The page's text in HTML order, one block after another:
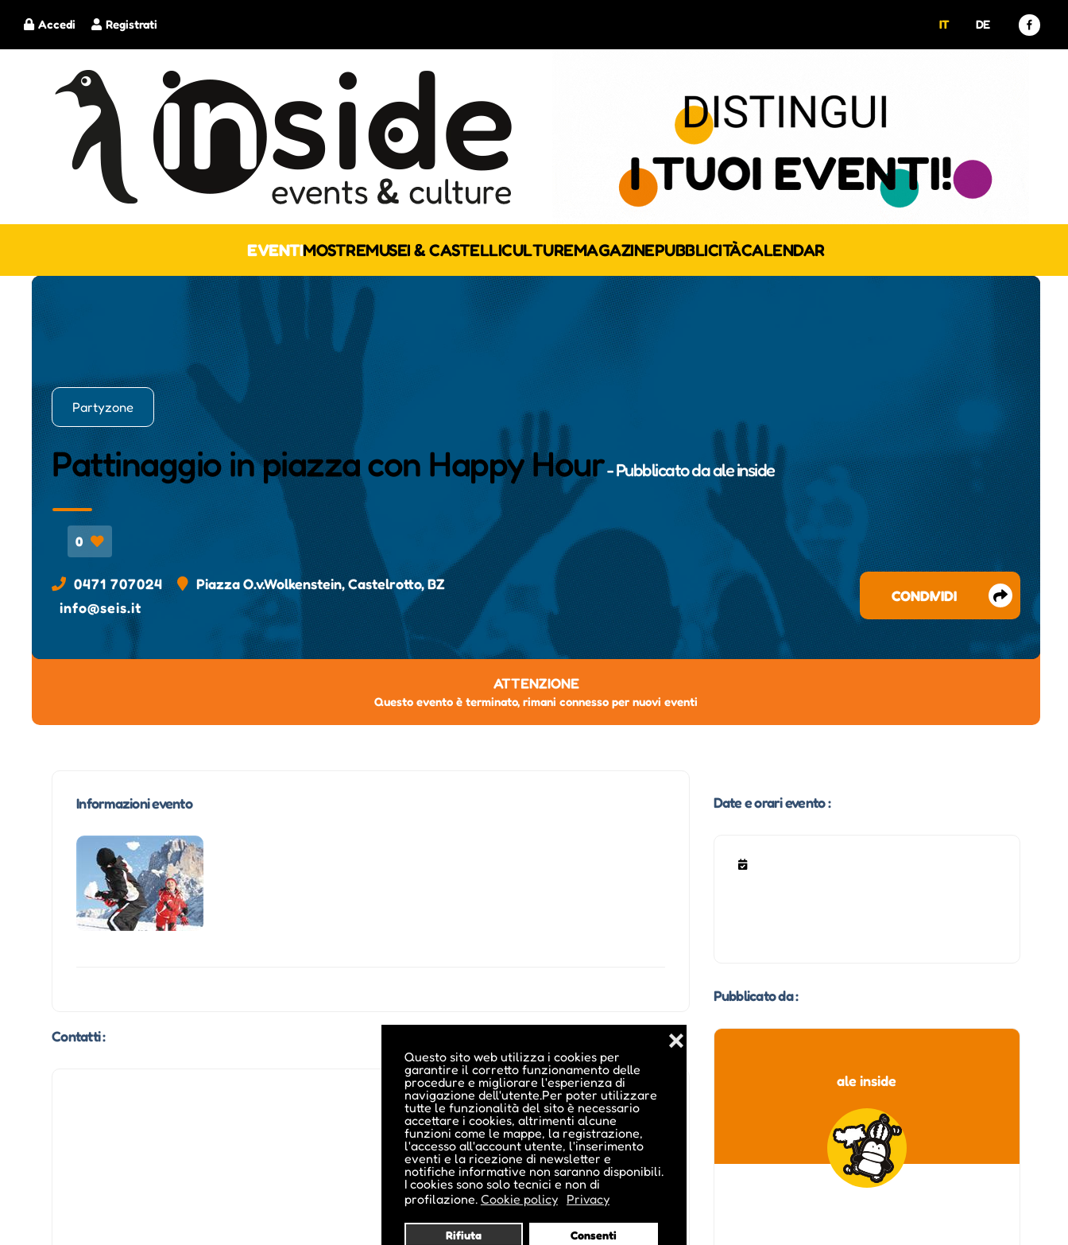
Questo sito web utilizza i cookies per
garantire il corretto funzionamento delle
procedure e migliorare l'esperienza di
navigazione dell'utente.Per poter utilizzare
tutte le funzionalità del sito è necessario
accettare i cookies, altrimenti alcune
funzioni come le mappe, la registrazione,
l'accesso all'account utente, l'inserimento
eventi e la ricezione di newsletter e
notifiche informative non saranno disponibili.
I cookies sono solo tecnici e non di
profilazione. Cookie policy Privacy
Rifiuta Consenti
❌
Registrati
Accedi IT DE
EVENTIMOSTREMUSEI & CASTELLICULTUREMAGAZINEPUBBLICITÀCALENDAR
Partyzone
Pattinaggio in piazza con Happy Hour- Pubblicato daale inside
0
0471 707024
Piazza O.v.Wolkenstein, Castelrotto, BZ
info@seis.it
CONDIVIDI
ATTENZIONE
Questo evento è terminato, rimani connesso per nuovi eventi
Informazioni evento
Contatti :
Date e orari evento :
Pubblicato da :
ale inside